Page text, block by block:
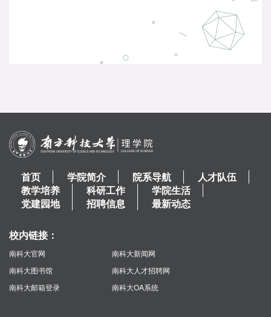
首页 学院简介 院系导航
人才队伍
教学培养
科研工作
学院生活
党建园地
招聘信息 最新动态
校内链接：
南科大官网
南科大新闻网
南科大图书馆
南科大人才招聘网
南科大邮箱登录
南科大OA系统